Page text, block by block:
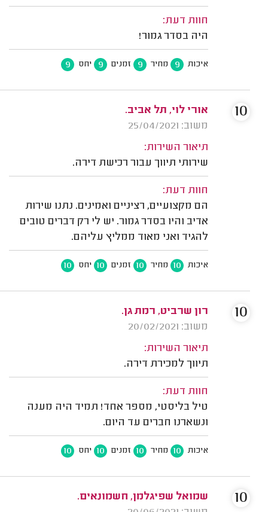
חוות דעת:
היה בסדר גמור!
איכות 9 מחיר 9 זמנים 9 יחס 9
אורי לוי, תל אביב.
משוב: 25/04/2021
תיאור השירות:
שירותי תיווך עבור רכישת דירה.
חוות דעת:
הם מקצועיים, רציניים ואמינים. נתנו שירות
אדיב והיו בסדר גמור. יש לי רק דברים טובים
להגיד ואני מאוד ממליץ עליהם.
איכות 10 מחיר 10 זמנים 10 יחס 10
10
רון שרביט, רמת גן.
משוב: 20/02/2021
תיאור השירות:
תיווך למכירת דירה.
חוות דעת:
טיל בליסטי, מספר אחד! תמיד היה מענה
ונשארנו חברים עד היום.
איכות 10 מחיר 10 זמנים 10 יחס 10
10
שמואל שפיגלמן, חשמונאים.
10